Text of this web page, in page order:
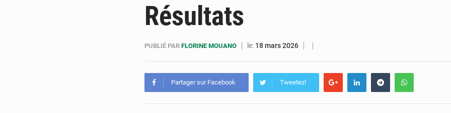
5 août 2026
5 août 2026 Assassinat de l’entrepreneur sportif Vally Amisi : le principal
Résultats
PUBLIÉ PAR FLORINE MOUANO le: 18 mars 2026
Partager sur Facebook Tweetez!